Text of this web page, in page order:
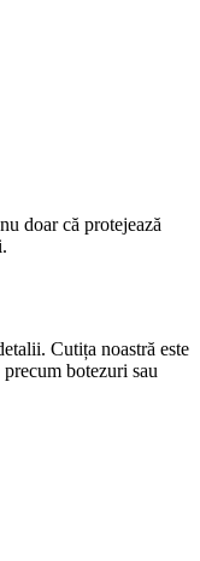
doar că protejează
Cutița noastră este
botezuri sau